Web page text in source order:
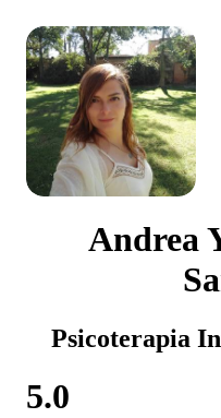
Andrea
Psicoterapia
5.0